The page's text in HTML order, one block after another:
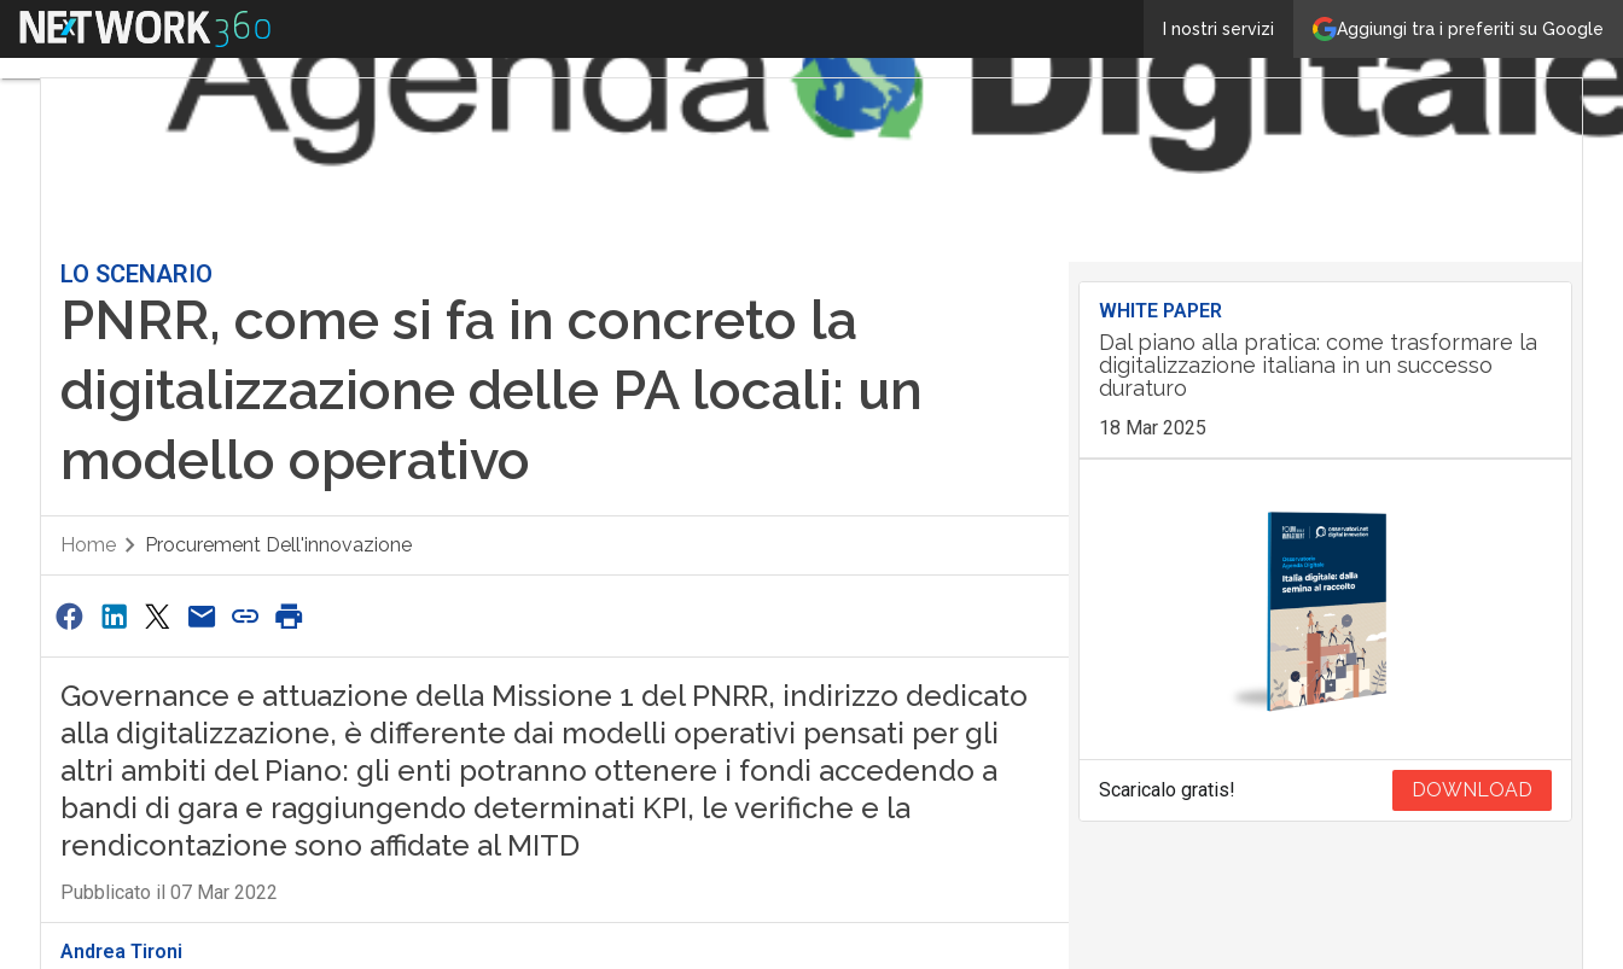
Aggiungi tra i preferiti su Google
I nostri servizi
Menu
LO SCENARIO
PNRR, come si fa in concreto la
digitalizzazione delle PA locali: un
modello operativo
Home Procurement Dell'innovazione
Governance e attuazione della Missione 1 del PNRR, indirizzo dedicato
alla digitalizzazione, è differente dai modelli operativi pensati per gli
altri ambiti del Piano: gli enti potranno ottenere i fondi accedendo a
bandi di gara e raggiungendo determinati KPI, le verifiche e la
rendicontazione sono affidate al MITD
Pubblicato il 07 Mar 2022
Andrea Tironi
WHITE PAPER
Dal piano alla pratica: come trasformare la
digitalizzazione italiana in un successo
duraturo
18 Mar 2025
Scaricalo gratis! DOWNLOAD